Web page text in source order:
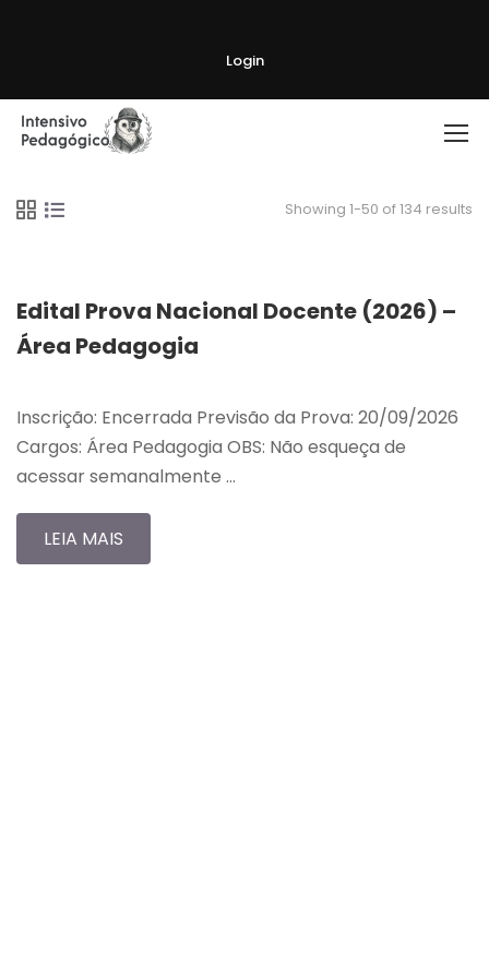
Login
Showing 1-50 of 134 results
Edital Prova Nacional Docente (2026) –
Área Pedagogia
Inscrição: Encerrada Previsão da Prova: 20/09/2026
Cargos: Área Pedagogia OBS: Não esqueça de
acessar semanalmente …
LEIA MAIS